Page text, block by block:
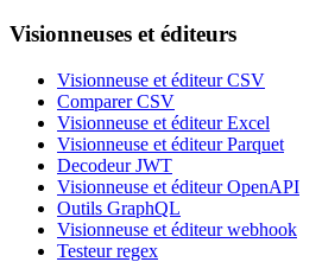
Visionneuses et éditeurs
Visionneuse et éditeur CSV
Comparer CSV
Visionneuse et éditeur Excel
Visionneuse et éditeur Parquet
Decodeur JWT
Visionneuse et éditeur OpenAPI
Outils GraphQL
Visionneuse et éditeur webhook
Testeur regex